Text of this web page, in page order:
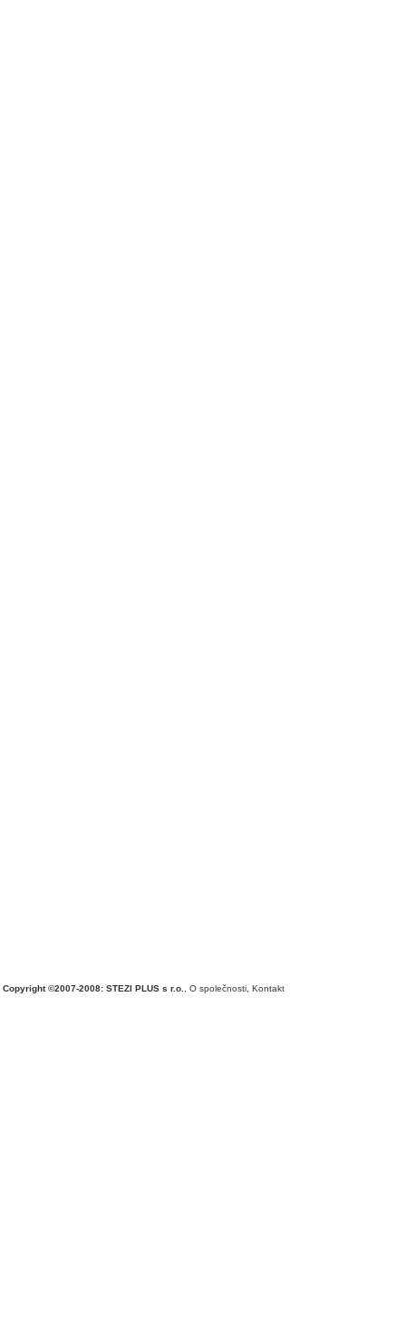
Copyright ©2007-2008: STEZI PLUS s r.o. O společnosti Kontakt